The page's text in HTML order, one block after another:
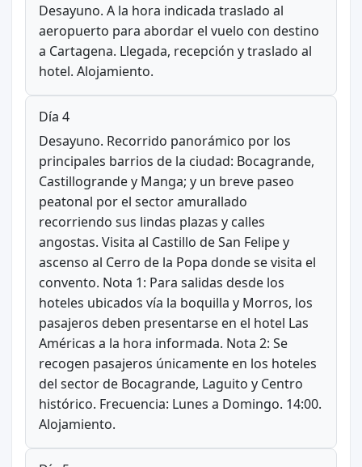
Desayuno. A la hora indicada traslado al
aeropuerto para abordar el vuelo con destino
a Cartagena. Llegada, recepción y traslado al
hotel. Alojamiento.
Día 4
Desayuno. Recorrido panorámico por los
principales barrios de la ciudad: Bocagrande,
Castillogrande y Manga; y un breve paseo
peatonal por el sector amurallado
recorriendo sus lindas plazas y calles
angostas. Visita al Castillo de San Felipe y
ascenso al Cerro de la Popa donde se visita el
convento. Nota 1: Para salidas desde los
hoteles ubicados vía la boquilla y Morros, los
pasajeros deben presentarse en el hotel Las
Américas a la hora informada. Nota 2: Se
recogen pasajeros únicamente en los hoteles
del sector de Bocagrande, Laguito y Centro
histórico. Frecuencia: Lunes a Domingo. 14:00.
Alojamiento.